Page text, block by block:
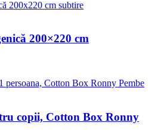
200×220 cm
copii, Cotton Box Ronny